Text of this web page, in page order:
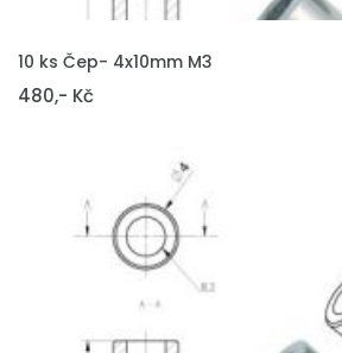
VLOŽIT DO KOŠÍKU
10 ks Čep- 4x10mm M3
480,- Kč